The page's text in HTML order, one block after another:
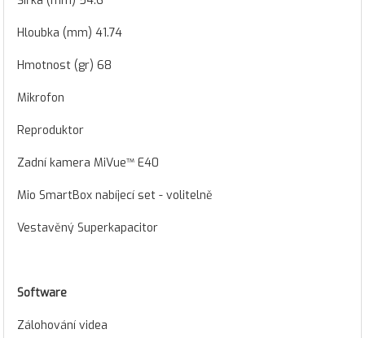
Hloubka (mm) 41.74
Hmotnost (gr) 68
Mikrofon
Reproduktor
Zadní kamera MiVue™ E40
Mio SmartBox nabíjecí set - volitelně
Vestavěný Superkapacitor
Software
Zálohování videa